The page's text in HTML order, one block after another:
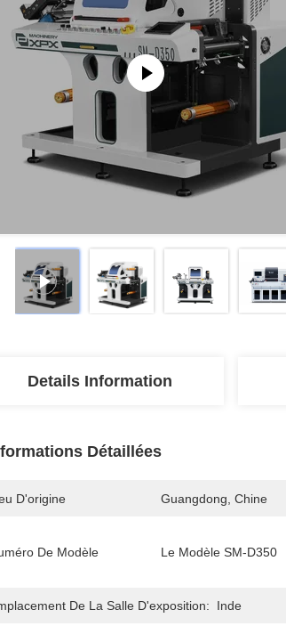
Details Information
Détaillées
D'origine Guangdong, Chine
De Modèle Le Modèle SM-D350
De La Salle D'exposition: Inde